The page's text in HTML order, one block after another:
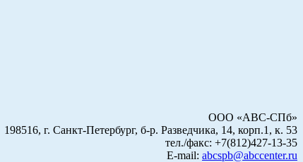
ООО «АВС-СПб»
198516, г. Санкт-Петербург, б-р. Разведчика, 14, корп.1, к. 53
тел./факс: +7(812)427-13-35
E-mail: abcspb@abccenter.ru